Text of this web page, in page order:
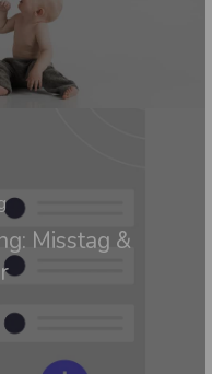
Misstag &